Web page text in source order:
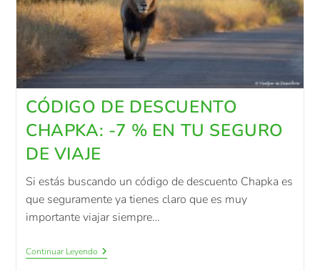
CÓDIGO DE DESCUENTO
CHAPKA: -7 % EN TU SEGURO
DE VIAJE
Si estás buscando un código de descuento Chapka es
que seguramente ya tienes claro que es muy
importante viajar siempre…
Continuar Leyendo